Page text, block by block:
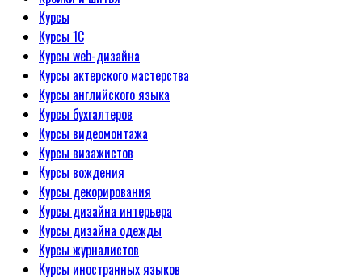
Курсы
Курсы 1С
Курсы web-дизайна
Курсы актерского мастерства
Курсы английского языка
Курсы бухгалтеров
Курсы видеомонтажа
Курсы визажистов
Курсы вождения
Курсы декорирования
Курсы дизайна интерьера
Курсы дизайна одежды
Курсы журналистов
Курсы иностранных языков